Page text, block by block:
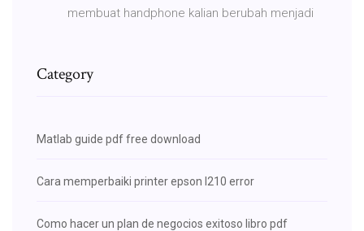
membuat handphone kalian berubah menjadi
Category
Matlab guide pdf free download
Cara memperbaiki printer epson l210 error
Como hacer un plan de negocios exitoso libro pdf